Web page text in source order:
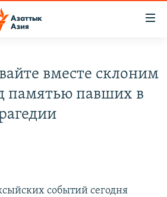
вместе склоним
памятью павших в
событий сегодня